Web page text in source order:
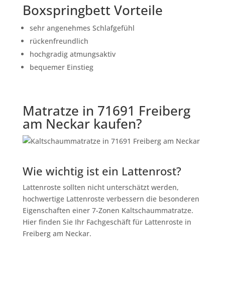
Boxspringbett Vorteile
sehr angenehmes Schlafgefühl
rückenfreundlich
hochgradig atmungsaktiv
bequemer Einstieg
Matratze in 71691 Freiberg
am Neckar kaufen?
Wie wichtig ist ein Lattenrost?
Lattenroste sollten nicht unterschätzt werden,
hochwertige Lattenroste verbessern die besonderen
Eigenschaften einer 7-Zonen Kaltschaummatratze.
Hier finden Sie Ihr Fachgeschäft für Lattenroste in
Freiberg am Neckar.